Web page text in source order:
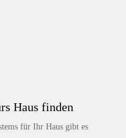
Haus finden
für Ihr Haus gibt es